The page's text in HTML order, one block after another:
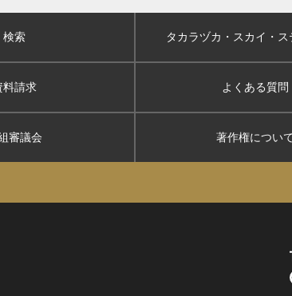
検索 タカラヅカ・スカイ ・
料請求 よくある質問
審議会 著作権につい